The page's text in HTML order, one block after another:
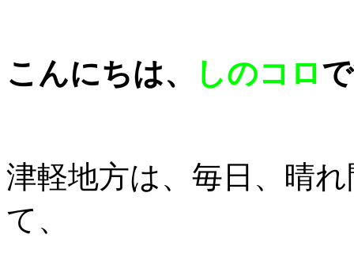
こんにちは、 しのコロ
津軽地方は、毎日、晴
て、